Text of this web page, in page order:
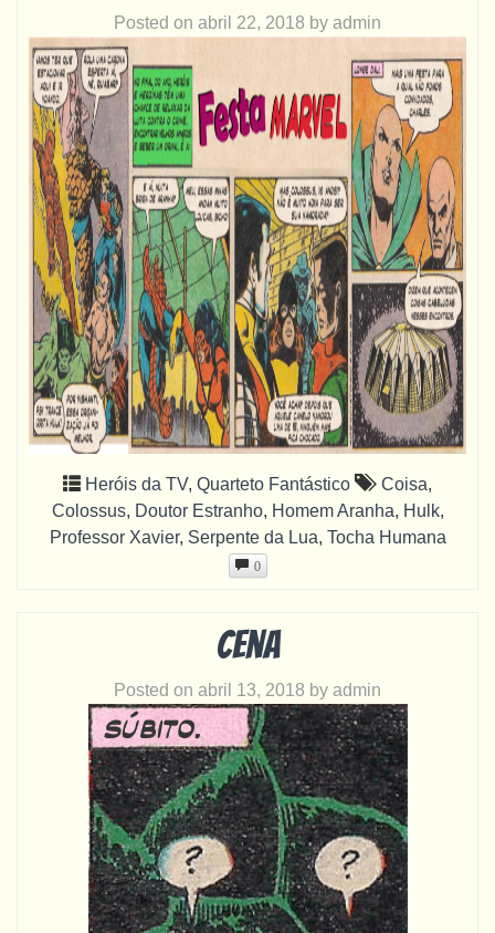
Posted on abril 22, 2018 by admin
Heróis da TV, Quarteto Fantástico Coisa,
Colossus, Doutor Estranho, Homem Aranha, Hulk,
Professor Xavier, Serpente da Lua, Tocha Humana
0
Cena
Posted on abril 13, 2018 by admin